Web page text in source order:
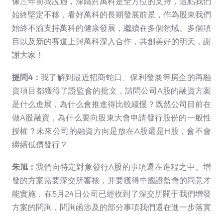
始終堅定不移，看好萬科的長期發展前景，作為股東我們
始終不渝支持萬科的健康發展，繼續在多個領域、多個項
目以及新的賽道上與萬科深入合作，共創美好的明天，謝
謝大家！
提問4： 我了解到最近招商蛇口、保利發展等房企的再融
資項目都獲得了證監會的批文，請問公司A股的融資方案
是什么進展，為什么會推進得比較緩慢？既然公司目前在
做A股融資，為什么要向股東大會申請發行股份的一般性
授權？未來公司的融資方向是放在A股還是H股，會不會
繼續低價發行？
朱旭： 我們向特定對象發行A股的事項還在進程之中。增
發的方案需要深交所審核，并要獲得中國證監會的同意才
能實施，在5月24日公司已經收到了深交所關于我們增發
方案的問詢，問詢函涉及的部分事項我們還在進一步落實